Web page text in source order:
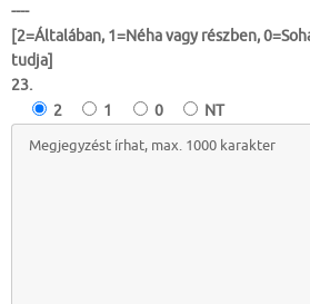
----
[2=Általában, 1=Néha vagy részben,
tudja]
23.
2
1 0 NT